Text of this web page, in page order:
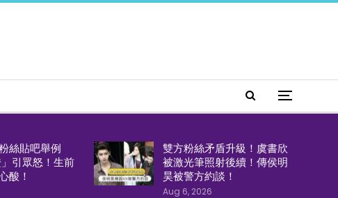
絲貼吧舉例
引眾怒！生前
酸！
雙方粉絲矛盾升級！虞書欣
被激光筆照射後續！傳侯明
昊被警方約談！
Aug 6, 2026